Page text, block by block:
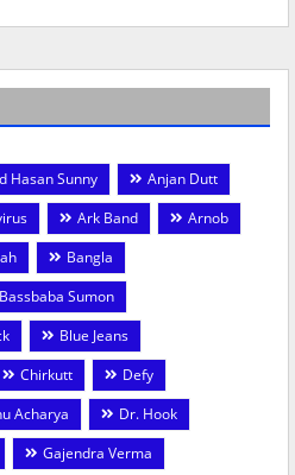
Hasan Sunny
Anjan Dutt
Ark Band
Arnob
Bangla
Bassbaba Sumon
Blue Jeans
Chirkutt
Defy
Acharya
Dr. Hook
Gajendra Verma